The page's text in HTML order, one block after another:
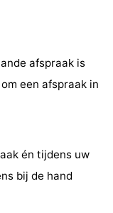
afspraak is
een afspraak in
én tijdens uw
bij de hand